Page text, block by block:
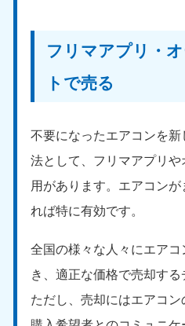
フリマアプリ・
トで売る
不要になったエアコンを
法として、フリマアプリ
用があります。エアコン
れば特に有効です。
全国の様々な人々にエア
き、適正な価格で売却する
ただし、売却にはエアコン